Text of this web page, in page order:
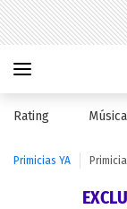
Rating Música
Primicias YA